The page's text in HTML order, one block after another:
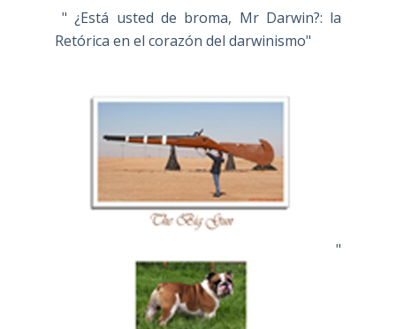
" ¿Está usted de broma, Mr Darwin?: la
Retórica en el corazón del darwinismo"
"